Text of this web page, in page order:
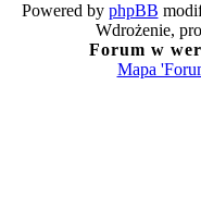
Powered by phpBB
Wdrożenie,
Forum w
Mapa